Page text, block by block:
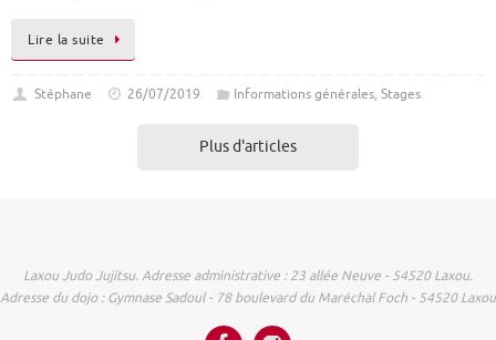
Lire la suite
Stéphane 26/07/2019 Informations générales, Stages
Plus d'articles
Laxou Judo Jujitsu. Adresse administrative : 23 allée Neuve - 54520 Laxou.
Adresse du dojo : Gymnase Sadoul - 78 boulevard du Maréchal Foch - 54520 Laxou